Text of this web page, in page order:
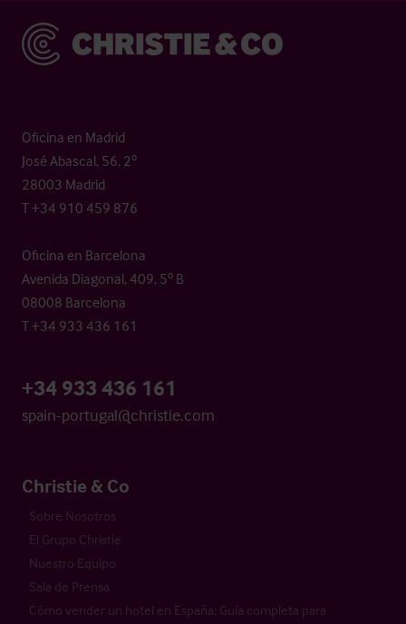
Christie & Co
Oficina en Madrid
José Abascal, 56, 2º
28003 Madrid
T +34 910 459 876
Oficina en Barcelona
Avenida Diagonal, 409, 5º B
08008 Barcelona
T +34 933 436 161
+34 933 436 161
spain-portugal@christie.com
Christie & Co
Sobre Nosotros
El Grupo Christie
Nuestro Equipo
Sala de Prensa
Cómo vender un hotel en España: Guía completa para